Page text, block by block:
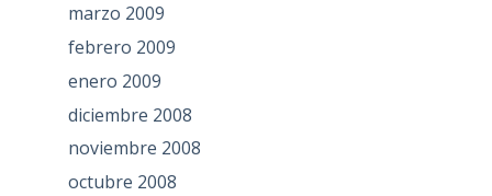
marzo 2009
febrero 2009
enero 2009
diciembre 2008
noviembre 2008
octubre 2008